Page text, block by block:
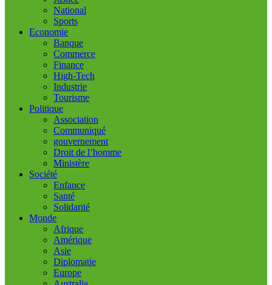
National
Sports
Economie
Banque
Commerce
Finance
High-Tech
Industrie
Tourisme
Politique
Association
Communiqué
gouvernement
Droit de l’homme
Ministère
Société
Enfance
Santé
Solidarité
Monde
Afrique
Amérique
Asie
Diplomatie
Europe